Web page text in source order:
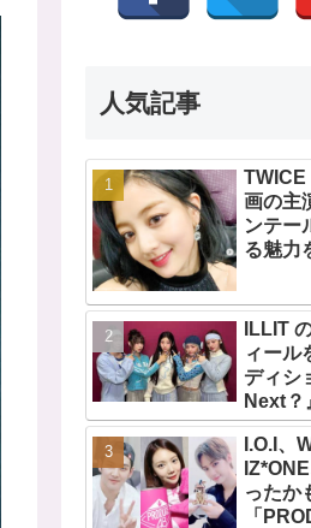
人気記事
TWICE
画の主
ンテー
る魅力
ILLIT
ィール
ディシ
Next？
本人の
5人組
デビュ
いきな
I.O.I、
ったか
「